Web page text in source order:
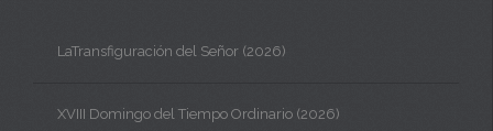
LaTransfiguración del Señor (2026)
XVIII Domingo del Tiempo Ordinario (2026)